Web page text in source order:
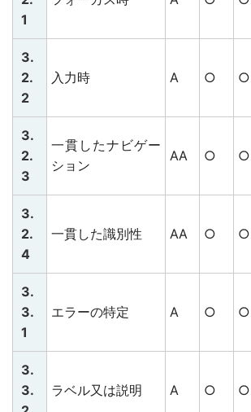
1
3.
2.
2
入力時 A ○ ○
3.
2.
3
一貫したナビゲー
ション
AA ○ ○
3.
2.
4
一貫した識別性 AA ○ ○
3.
3.
1
エラーの特定 A ○ ○
3.
3.
ラベル又は説明 A ○ ○